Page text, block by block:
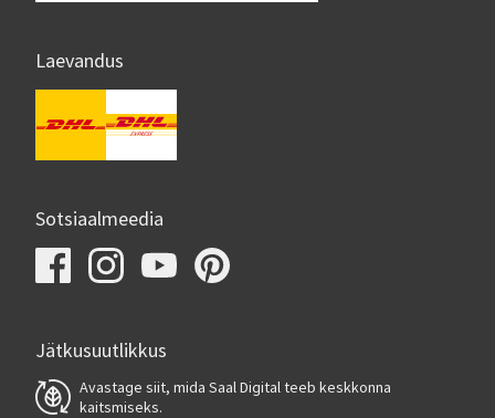
Laevandus
Sotsiaalmeedia
Jätkusuutlikkus
Avastage siit, mida Saal Digital teeb keskkonna
kaitsmiseks.